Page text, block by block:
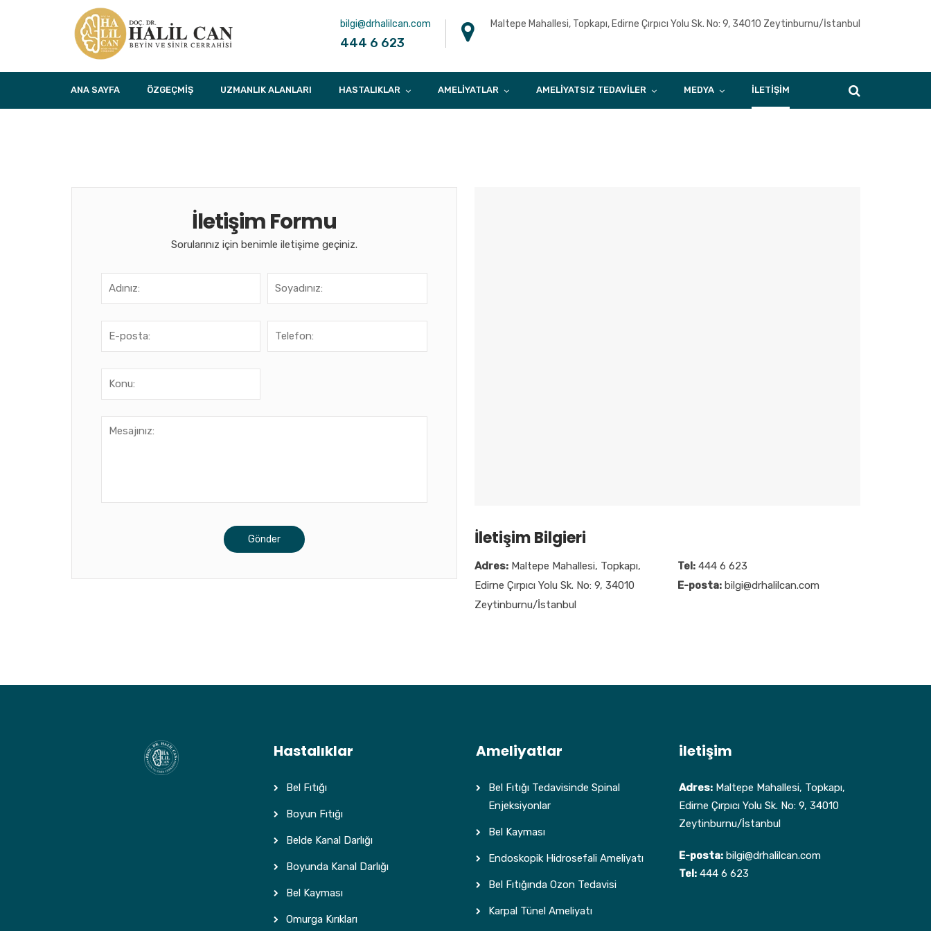
bilgi@drhalilcan.com
444 6 623
Maltepe Mahallesi, Topkapı, Edirne Çırpıcı Yolu Sk. No: 9, 34010 Zeytinburnu/İstanbul
ANA SAYFA ÖZGEÇMIŞ UZMANLIK ALANLARI HASTALIKLAR AMELIYATLAR AMELIYATSIZ TEDAVILER MEDYA İLETIŞIM
İletişim Formu
Sorularınız için benimle iletişime geçiniz.
İletişim Bilgieri
Adres:Maltepe Mahallesi, Topkapı,
Edirne Çırpıcı Yolu Sk. No: 9, 34010
Zeytinburnu/İstanbul
Tel: 444 6 623
E-posta: bilgi@drhalilcan.com
Hastalıklar
Bel Fıtığı
Boyun Fıtığı
Belde Kanal Darlığı
Boyunda Kanal Darlığı
Bel Kayması
Omurga Kırıkları
Ameliyatlar
Bel Fıtığı Tedavisinde Spinal
Enjeksiyonlar
Bel Kayması
Endoskopik Hidrosefali Ameliyatı
Bel Fıtığında Ozon Tedavisi
Karpal Tünel Ameliyatı
iletişim
Adres:Maltepe Mahallesi, Topkapı,
Edirne Çırpıcı Yolu Sk. No: 9, 34010
Zeytinburnu/İstanbul
E-posta:bilgi@drhalilcan.com
Tel:444 6 623